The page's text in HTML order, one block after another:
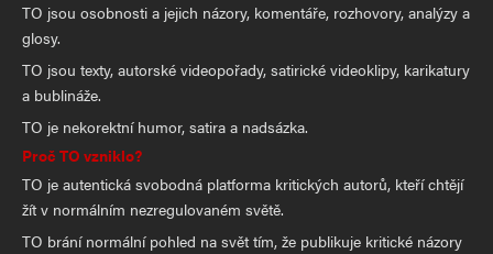
TO jsou osobnosti a jejich názory, komentáře, rozhovory, analýzy a
glosy.
TO jsou texty, autorské videopořady, satirické videoklipy, karikatury
a bublináže.
TO je nekorektní humor, satira a nadsázka.
Proč TO vzniklo?
TO je autentická svobodná platforma kritických autorů, kteří chtějí
žít v normálním nezregulovaném světě.
TO brání normální pohled na svět tím, že publikuje kritické názory